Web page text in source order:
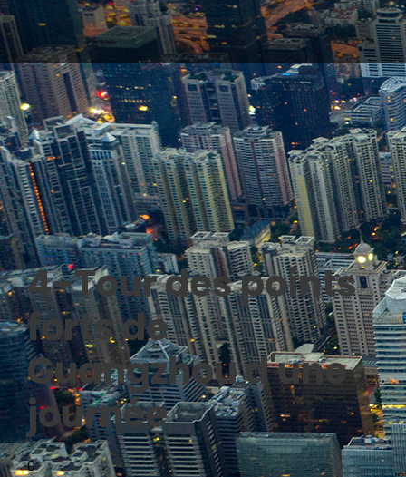
4-Tour des points
forts de
Guangzhou d'une
journée
0